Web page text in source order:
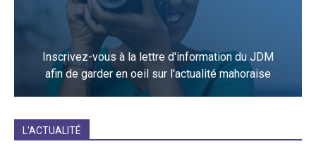
Inscrivez-vous à la lettre d'information du JDM
afin de garder en oeil sur l'actualité mahoraise
L'ACTUALITÉ